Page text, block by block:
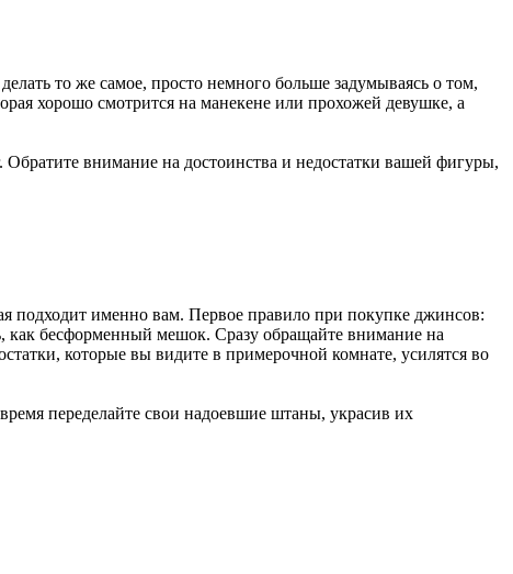
то же самое, просто немного больше задумываясь о том,
хорошо смотрится на манекене или прохожей девушке, а
внимание на достоинства и недостатки вашей фигуры,
подходит именно вам. Первое правило при покупке джинсов:
как бесформенный мешок. Сразу обращайте внимание на
которые вы видите в примерочной комнате, усилятся во
переделайте свои надоевшие штаны, украсив их